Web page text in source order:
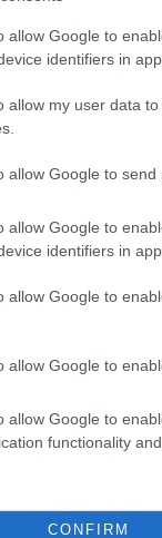
allow Google to
identifiers in
allow my user data
allow Google to
allow Google to
identifiers in
allow Google to
allow Google to
allow Google to
functionality
CONFIRM
4.
15.